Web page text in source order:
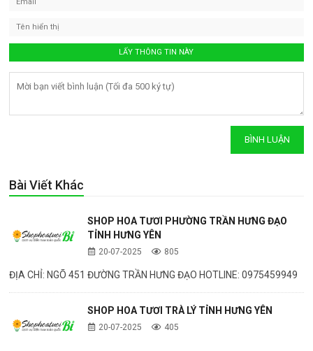
Bài Viết Khác
SHOP HOA TƯƠI PHƯỜNG TRẦN HƯNG ĐẠO
TỈNH HƯNG YÊN
20-07-2025 805
ĐỊA CHỈ: NGÕ 451 ĐƯỜNG TRẦN HƯNG ĐẠO HOTLINE: 0975459949
SHOP HOA TƯƠI TRÀ LÝ TỈNH HƯNG YÊN
20-07-2025 405